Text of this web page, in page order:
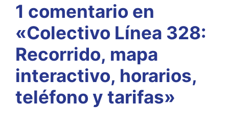
1 comentario en
«Colectivo Línea 328:
Recorrido, mapa
interactivo, horarios,
teléfono y tarifas»